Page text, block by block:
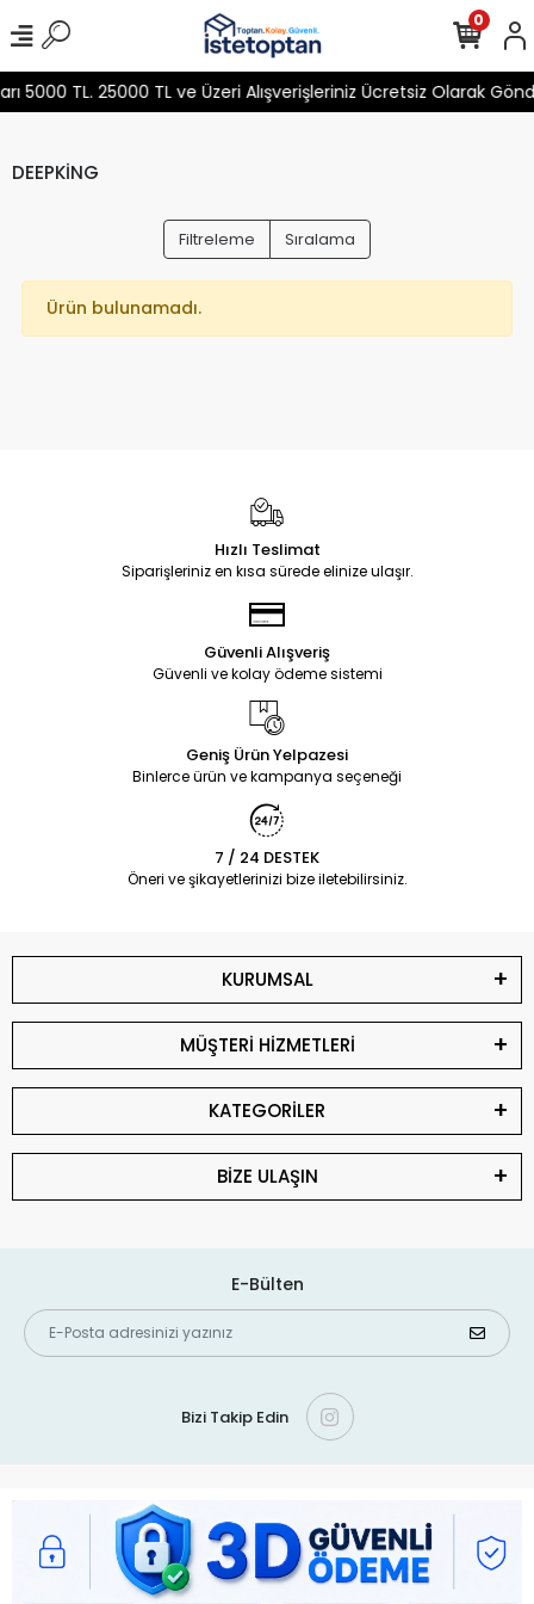
5000 TL. 25000 TL ve Üzeri Alışverişleriniz Ücretsiz Olarak
0
DEEPKİNG
Filtreleme Sıralama
Ürün bulunamadı.
Hızlı Teslimat
Siparişleriniz en kısa sürede elinize ulaşır.
Güvenli Alışveriş
Güvenli ve kolay ödeme sistemi
Geniş Ürün Yelpazesi
Binlerce ürün ve kampanya seçeneği
7 / 24 DESTEK
Öneri ve şikayetlerinizi bize iletebilirsiniz.
KURUMSAL
MÜŞTERİ HİZMETLERİ
KATEGORİLER
BİZE ULAŞIN
E-Bülten
Bizi Takip Edin